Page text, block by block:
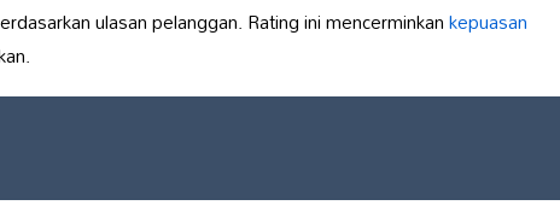
ulasan pelanggan. Rating ini mencerminkankepuasan